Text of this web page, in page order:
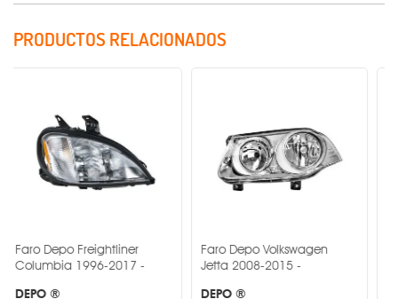
PRODUCTOS RELACIONADOS
Freightliner
1996-2017 -
Faro Depo Volkswagen
Jetta 2008-2015 -
Faro Depo